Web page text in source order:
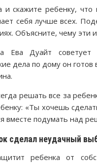
и скажите ребенку,
себя лучше всех.
Объясните, чему эти
Ева Дуайт
дела по дому он
решать все за
«Ты хочешь
вместе подумать над
сделал неудачный
ребенка от